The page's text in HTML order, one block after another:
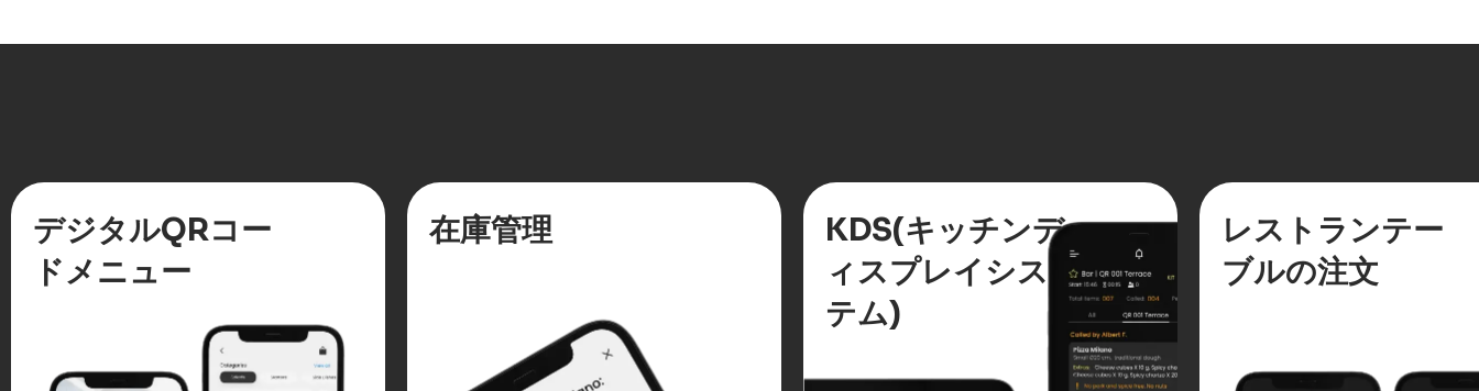
デジタルQRコー
ドメニュー
在庫管理
KDS(キッチンデ
ィスプレイシス
テム)
レストランテー
ブルの注文